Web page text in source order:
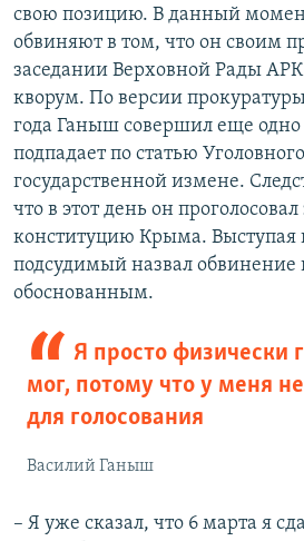
свою позицию. В данный
обвиняют в том, что он своим
заседании Верховной Рады АРК
кворум. По версии
года Ганыш совершил еще
подпадает по статью
государственной измене.
что в этот день он
конституцию Крыма. Выступая
подсудимый назвал обвинение
обоснованным.
Я просто физически
мог, потому что у меня
для голосования
Василий Ганыш
– Я уже сказал, что 6 марта я